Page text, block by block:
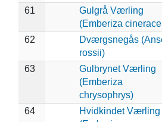
61
Gulgrå Værling
(Emberiza
62
Dværgsnegås
rossii)
63
Gulbrynet Værling
(Emberiza
chrysophrys)
64
Hvidkindet Værling